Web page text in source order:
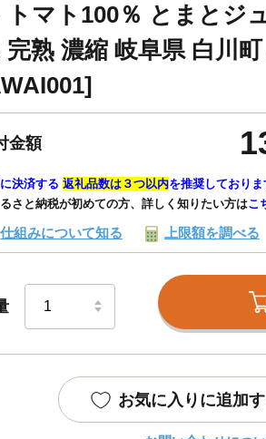
トマト100％ とまとジ
完熟 濃縮 岐阜県 白川
金額
決済する 返礼品数は３つ以内を推奨しておりま
さと納税が初めての方、詳しく知りたい方はこ
仕組みについて知る 上限額を調べる
お気に入りに追加